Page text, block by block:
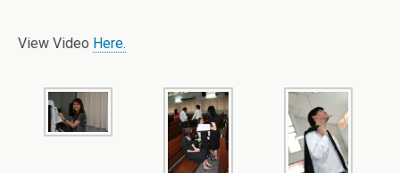
View Video Here.